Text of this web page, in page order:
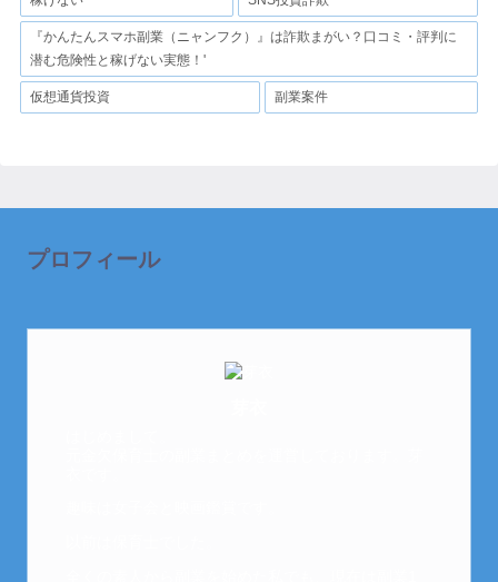
『かんたんスマホ副業（ニャンフク）』は詐欺まがい？口コミ・評判に
潜む危険性と稼げない実態！'
仮想通貨投資 副業案件
プロフィール